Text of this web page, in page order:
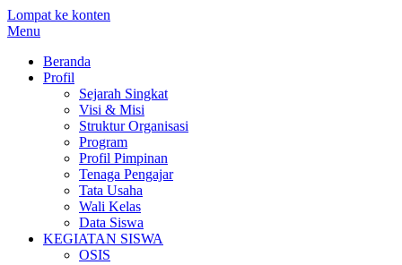
Lompat ke konten
Menu
Beranda
Profil
Sejarah Singkat
Visi & Misi
Struktur Organisasi
Program
Profil Pimpinan
Tenaga Pengajar
Tata Usaha
Wali Kelas
Data Siswa
KEGIATAN SISWA
OSIS